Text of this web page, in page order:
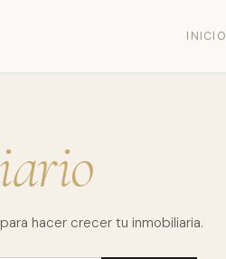
INICIO
hacer crecer tu inmobiliaria.